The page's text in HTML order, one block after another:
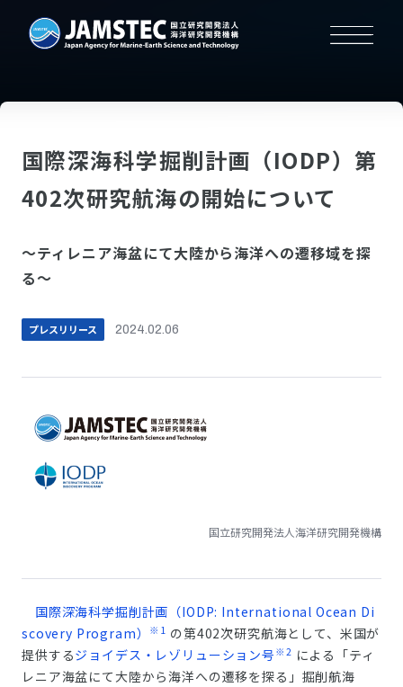
国際深海科学掘削計画（IODP）第
402次研究航海の開始について
～ティレニア海盆にて大陸から海洋への遷移域を探
る～
プレスリリース 2024.02.06
国立研究開発法人海洋研究開発機構
国際深海科学掘削計画（IODP: International Ocean Di
scovery Program）
※1 の第402次研究航海として、米国が
提供するジョイデス・レゾリューション号 ※2 による「ティ
レニア海盆にて大陸から海洋への遷移を探る」掘削航海